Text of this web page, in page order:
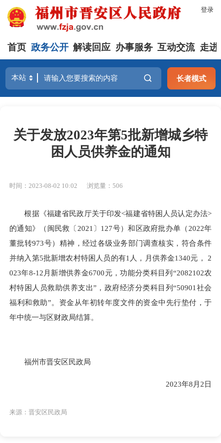
登录
首页 政务公开 解读回应 办事服务 互动交流 走进
长者模式
关于发放2023年第5批新增城乡特
困人员供养金的通知
时间：2023-08-02 10:02 浏览量：506
根据《福建省民政厅关于印发<福建省特困人员认定办法>
的通知》（闽民救〔2021〕127号）和区政府批办单（2022年
董批转973号）精神，经过各级业务部门调查核实，符合条件
并纳入第5批新增农村特困人员的有1人，月供养金1340元， 2
023年8-12月新增供养金6700元，功能分类科目列“2082102农
村特困人员救助供养支出”，政府经济分类科目列“50901社会
福利和救助”。资金从年初转年度文件的资金中先行垫付，于
年中统一与区财政局结算。
福州市晋安区民政局
2023年8月2日
来源：晋安区民政局